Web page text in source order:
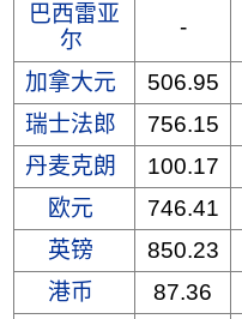
巴西雷亚
尔
-
加拿大元 506.95
瑞士法郎
756.15
丹麦克朗
100.17
欧元
746.41
英镑
850.23
港币
87.36